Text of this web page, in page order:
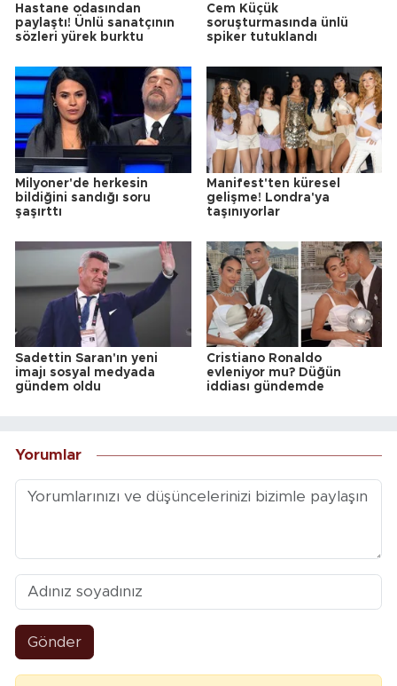
Hastane odasından
paylaştı! Ünlü sanatçının
sözleri yürek burktu
Cem Küçük
soruşturmasında ünlü
spiker tutuklandı
Milyoner'de herkesin
bildiğini sandığı soru
şaşırttı
Manifest'ten küresel
gelişme! Londra'ya
taşınıyorlar
Sadettin Saran'ın yeni
imajı sosyal medyada
gündem oldu
Cristiano Ronaldo
evleniyor mu? Düğün
iddiası gündemde
Yorumlar
Gönder